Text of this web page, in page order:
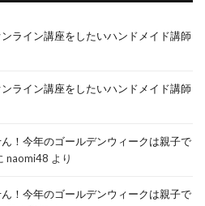
ライン講座をしたいハンドメイド講師
ライン講座をしたいハンドメイド講師
！今年のゴールデンウィークは親子で
naomi48 より
！今年のゴールデンウィークは親子で